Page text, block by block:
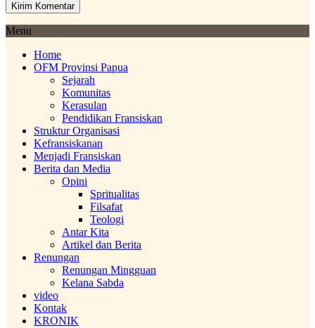
Menu
Home
OFM Provinsi Papua
Sejarah
Komunitas
Kerasulan
Pendidikan Fransiskan
Struktur Organisasi
Kefransiskanan
Menjadi Fransiskan
Berita dan Media
Opini
Spritualitas
Filsafat
Teologi
Antar Kita
Artikel dan Berita
Renungan
Renungan Mingguan
Kelana Sabda
video
Kontak
KRONIK